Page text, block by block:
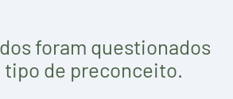
foram questionados
tipo de preconceito.